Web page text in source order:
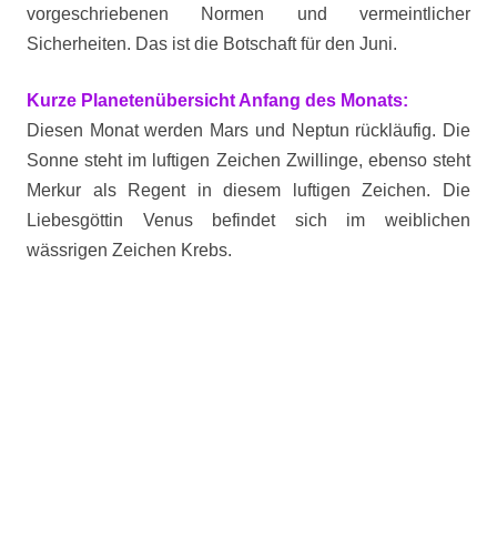
vorgeschriebenen Normen und vermeintlicher
Sicherheiten. Das ist die Botschaft für den Juni.
Kurze Planetenübersicht Anfang des Monats:
Diesen Monat werden Mars und Neptun rückläufig. Die
Sonne steht im luftigen Zeichen Zwillinge, ebenso steht
Merkur als Regent in diesem luftigen Zeichen. Die
Liebesgöttin Venus befindet sich im weiblichen
wässrigen Zeichen Krebs.